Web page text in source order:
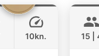
10kn. 15 |